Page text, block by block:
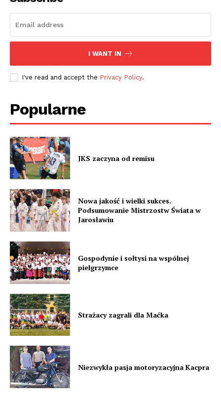
I WANT IN
I've read and accept the Privacy Policy.
Popularne
JKS zaczyna od remisu
Nowa jakość i wielki sukces.
Podsumowanie Mistrzostw Świata w
Jarosławiu
Gospodynie i sołtysi na wspólnej
pielgrzymce
Strażacy zagrali dla Maćka
Niezwykła pasja motoryzacyjna Kacpra